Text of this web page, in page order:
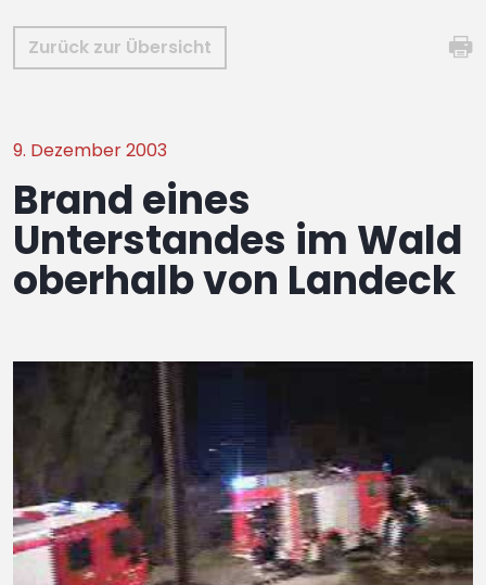
Zurück zur Übersicht
9. Dezember 2003
Brand eines
Unterstandes im Wald
oberhalb von Landeck